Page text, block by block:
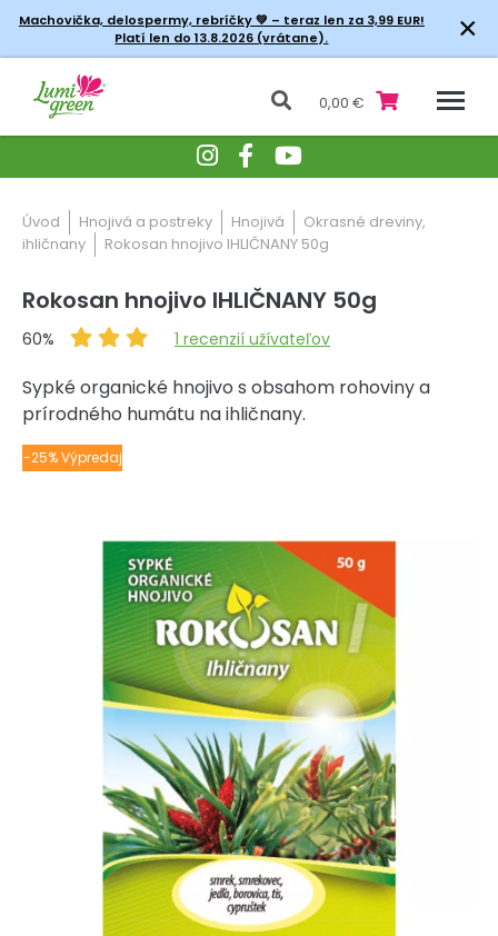
Machovička, delospermy, rebríčky💚 – teraz len za 3,99 EUR!
Platí len do 13.8.2026 (vrátane).
×
0,00 €
Úvod Hnojivá a postreky Hnojivá
Okrasné dreviny,
ihličnany
Rokosan hnojivo IHLIČNANY 50g
Rokosan hnojivo IHLIČNANY 50g
60% 1 recenzií užívateľov
Sypké organické hnojivo s obsahom rohoviny a
prírodného humátu na ihličnany.
-25% Výpredaj